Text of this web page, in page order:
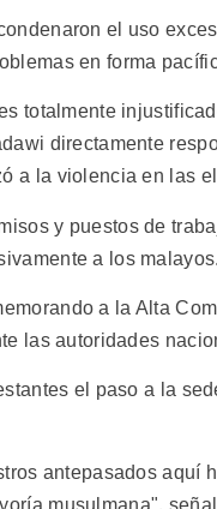
el uso
en forma
totalmente
directamente
a la violencia en las
y puestos de
a los malayos.
a la Alta
las autoridades
el paso a la
antepasados aquí
musulmana",